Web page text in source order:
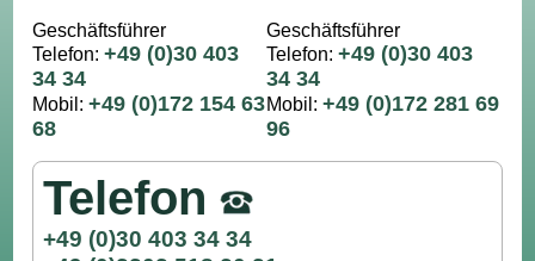
Geschäftsführer
Geschäftsführer
Telefon:+49 (0)30 403
34 34
Telefon:+49 (0)30 403
34 34
Mobil:+49 (0)172 154 63
68
Mobil:+49 (0)172 281 69
96
Telefon
+49 (0)30 403 34 34